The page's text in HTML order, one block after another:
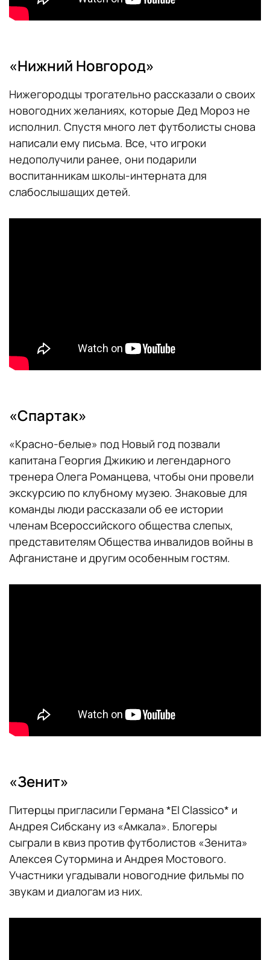
«Нижний Новгород»
Нижегородцы трогательно рассказали о своих
новогодних желаниях, которые Дед Мороз не
исполнил. Спустя много лет футболисты снова
написали ему письма. Все, что игроки
недополучили ранее, они подарили
воспитанникам школы-интерната для
слабослышащих детей.
«Спартак»
«Красно-белые» под Новый год позвали
капитана Георгия Джикию и легендарного
тренера Олега Романцева, чтобы они провели
экскурсию по клубному музею. Знаковые для
команды люди рассказали об ее истории
членам Всероссийского общества слепых,
представителям Общества инвалидов войны в
Афганистане и другим особенным гостям.
«Зенит»
Питерцы пригласили Германа *El Classico* и
Андрея Сибскану из «Амкала». Блогеры
сыграли в квиз против футболистов «Зенита»
Алексея Сутормина и Андрея Мостового.
Участники угадывали новогодние фильмы по
звукам и диалогам из них.